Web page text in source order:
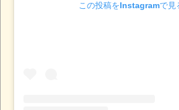
この投稿をInstagramで見